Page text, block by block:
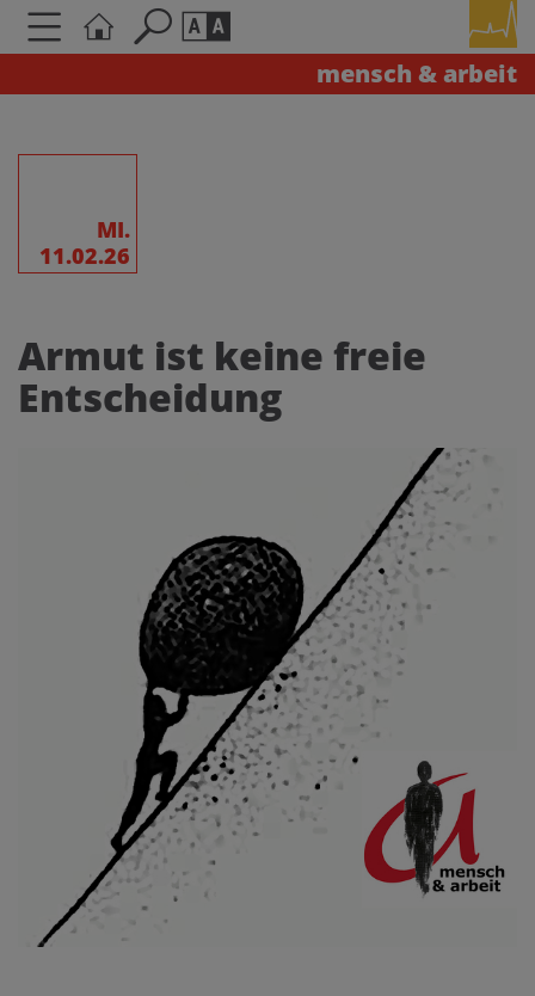
mensch & arbeit
Schriftgröße
AA
A A A A A
MI.
11.02.26
Armut ist keine freie
Entscheidung